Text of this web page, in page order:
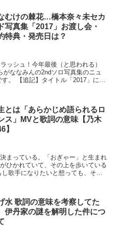
むけの棘花…橋本奈々未セカ
写真集「2017」お渡し会・
特典・発売日は？
ッシュ！今年最後（と思われる）
ななみんの2ndソロ写真集のニュ
。 【追記】タイトル「2017」に決
とは「あらかじめ語られるロ
ス」MVと歌詞の意味【乃木
】
まっている。「おぎゃー」と生まれ
ひかれていて、その上を歩いている
歌手になりたいと想っても、その
水 歌詞の意味を考察してた
伊丹家の謎を解明した件につ